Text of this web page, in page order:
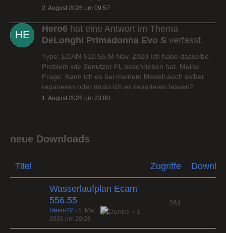
2. August 2026 um 09:57
Hero6 hat eine Antwort im Thema
DeLonghi Primadonna Evo S verfasst.
Type: ECAM 510.55.M Nov. 2020 Ich habe dasselbe
Problem wie Benutzer FL beschrieben hat. Meine
Frage: Kann ich es bei meinem Modell auch selber
reparieren oder muss ich es reparieren lassen?
1. August 2026 um 23:00
neue Downloads
Titel Zugriffe
Wasserlaufplan Ecam
556.55
1
Heini-22 - 5. Mai
2026 um 20:28
261